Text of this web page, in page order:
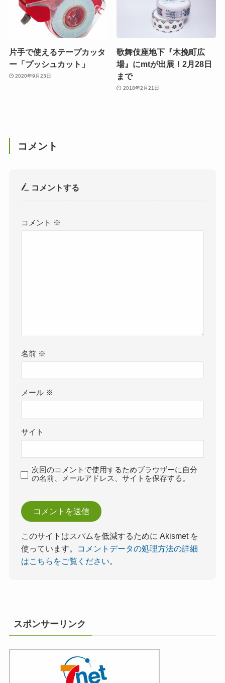
片手で使えるテープカッタ
ー「プッシュカット」
2020年9月23日
歌舞伎座地下『木挽町広
場』にmtが出展！2月28日
まで
2018年2月21日
コメント
コメントする
コメント ※
名前 ※
メール ※
サイト
次回のコメントで使用するためブラウザーに自分
の名前、メールアドレス、サイトを保存する。
このサイトはスパムを低減するために Akismet を
使っています。
コメントデータの処理方法の詳細
はこちらをご覧ください。
スポンサーリンク